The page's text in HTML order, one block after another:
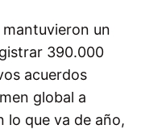
mantuvieron un
390.000
acuerdos
global a
lo que va de año,